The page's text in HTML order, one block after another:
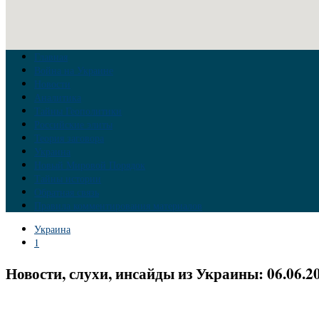
Главная
Война на Украине
Новости
Аналитика
Тайны Геополитики
Российские элиты
Теория заговора
Украина
Новый Мировой Порядок
Тайны истории
Обратная связь
Правила комментирования материалов
Украина
1
Новости, слухи, инсайды из Украины: